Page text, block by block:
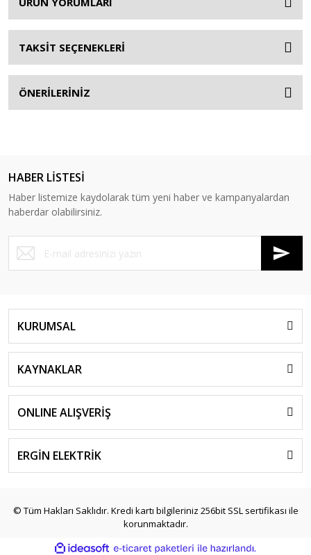
TAKSİT SEÇENEKLERİ
ÖNERİLERİNİZ
HABER LİSTESİ
Haber listemize kaydolarak tüm yeni haber ve kampanyalardan
haberdar olabilirsiniz.
KURUMSAL
KAYNAKLAR
ONLINE ALIŞVERİŞ
ERGİN ELEKTRİK
© Tüm Hakları Saklıdır. Kredi kartı bilgileriniz 256bit SSL sertifikası ile
korunmaktadır.
ideasoft e-